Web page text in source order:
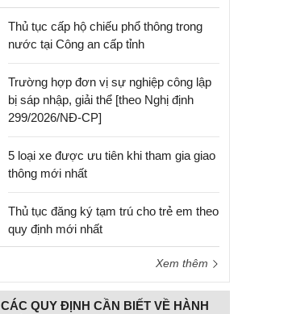
Thủ tục cấp hộ chiếu phổ thông trong
nước tại Công an cấp tỉnh
Trường hợp đơn vị sự nghiệp công lập
bị sáp nhập, giải thể [theo Nghị định
299/2026/NĐ-CP]
5 loại xe được ưu tiên khi tham gia giao
thông mới nhất
Thủ tục đăng ký tạm trú cho trẻ em theo
quy định mới nhất
Xem thêm
CÁC QUY ĐỊNH CẦN BIẾT VỀ HÀNH